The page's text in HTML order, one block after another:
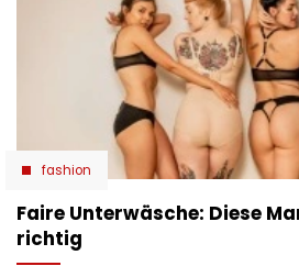
fashion
Faire Unterwäsche: Diese
richtig